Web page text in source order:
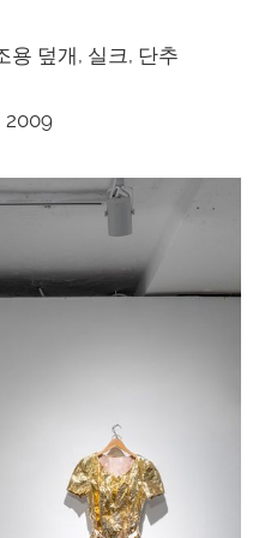
용 덮개, 실크, 단추
2009